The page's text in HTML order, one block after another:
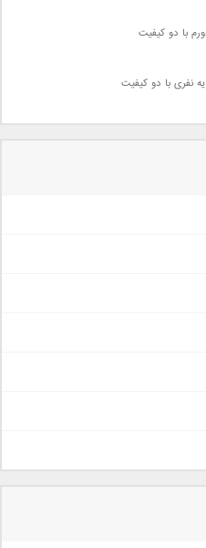
با دو کیفیت
نفری با دو کیفیت